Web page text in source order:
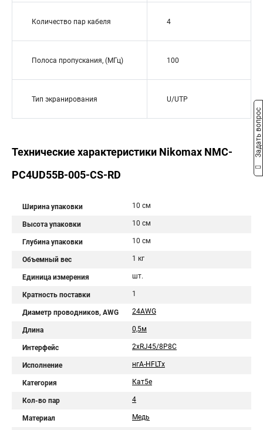
Количество пар кабеля 4
Полоса пропускания, (МГц) 100
Тип экранирования U/UTP
Технические характеристики Nikomax NMC-
PC4UD55B-005-CS-RD
Ширина упаковки 10 см
Высота упаковки 10 см
Глубина упаковки 10 см
Объемный вес 1 кг
Единица измерения шт.
Кратность поставки 1
Диаметр проводников, AWG 24AWG
Длина 0,5м
Интерфейс 2хRJ45/8P8C
Исполнение нгА-HFLTx
Категория Кат5е
Кол-во пар 4
Материал Медь
Задать вопрос